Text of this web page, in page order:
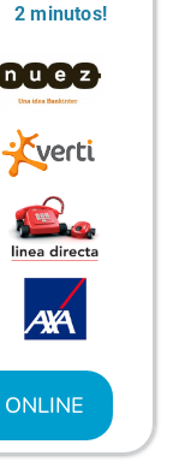
2 minutos!